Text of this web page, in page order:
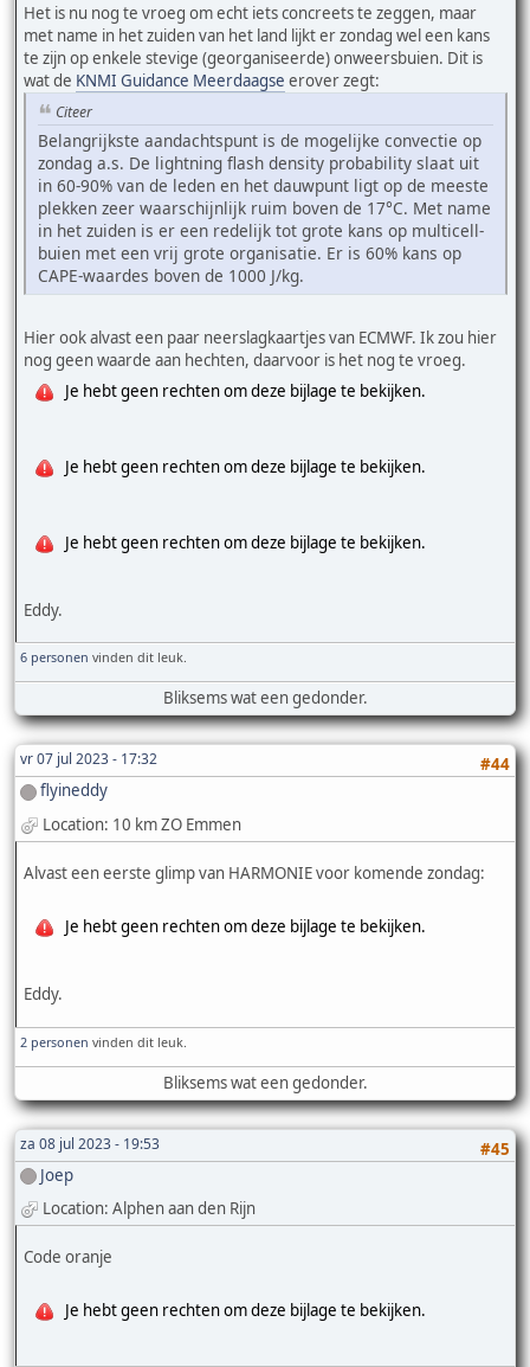
Het is nu nog te vroeg om echt iets concreets te zeggen, maar
met name in het zuiden van het land lijkt er zondag wel een kans
te zijn op enkele stevige (georganiseerde) onweersbuien. Dit is
wat de KNMI Guidance Meerdaagse erover zegt:
Citeer
Belangrijkste aandachtspunt is de mogelijke convectie op
zondag a.s. De lightning flash density probability slaat uit
in 60-90% van de leden en het dauwpunt ligt op de meeste
plekken zeer waarschijnlijk ruim boven de 17°C. Met name
in het zuiden is er een redelijk tot grote kans op multicell-
buien met een vrij grote organisatie. Er is 60% kans op
CAPE-waardes boven de 1000 J/kg.
Hier ook alvast een paar neerslagkaartjes van ECMWF. Ik zou hier
nog geen waarde aan hechten, daarvoor is het nog te vroeg.
Je hebt geen rechten om deze bijlage te bekijken.
Je hebt geen rechten om deze bijlage te bekijken.
Je hebt geen rechten om deze bijlage te bekijken.
Eddy.
6 personen vinden dit leuk.
Bliksems wat een gedonder.
vr 07 jul 2023 - 17:32
#44
flyineddy
Location: 10 km ZO Emmen
Alvast een eerste glimp van HARMONIE voor komende zondag:
Je hebt geen rechten om deze bijlage te bekijken.
Eddy.
2 personen vinden dit leuk.
Bliksems wat een gedonder.
za 08 jul 2023 - 19:53
#45
Joep
Location: Alphen aan den Rijn
Code oranje
Je hebt geen rechten om deze bijlage te bekijken.